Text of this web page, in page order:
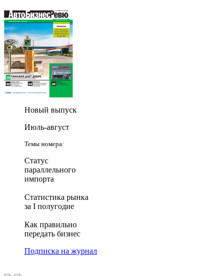
Новый выпуск
Июль-август
Темы номера:
Статус
параллельного
импорта
Статистика рынка
за I полугодие
Как правильно
передать бизнес
Подписка на журнал